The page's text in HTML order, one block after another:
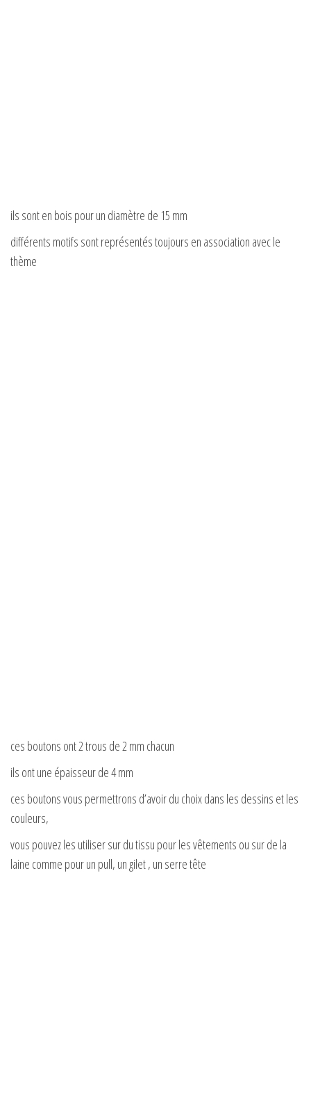
ils sont en bois pour un diamètre de 15 mm
différents motifs sont représentés toujours en association avec le
thème
ces boutons ont 2 trous de 2 mm chacun
ils ont une épaisseur de 4 mm
ces boutons vous permettrons d’avoir du choix dans les dessins et les
couleurs,
vous pouvez les utiliser sur du tissu pour les vêtements ou sur de la
laine comme pour un pull, un gilet , un serre tête